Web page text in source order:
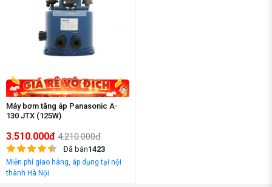
Máy bơm tăng áp Panasonic A-
130 JTX (125W)
3.510.000đ 4.210.000đ
Đã bán1423
Miễn phí giao hàng, áp dụng tại nội
thành Hà Nội